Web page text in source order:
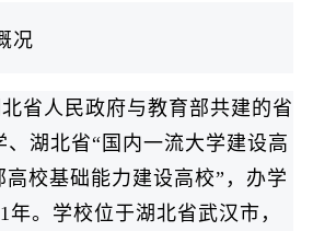
况
省人民政府与教育部共建的省
、湖北省“国内一流大学建设高
高校基础能力建设高校”，办学
年。学校位于湖北省武汉市，